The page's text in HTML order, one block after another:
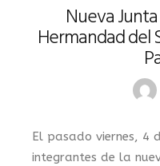
Nueva
Hermandad del
El pasado viernes, 4
integrantes de la